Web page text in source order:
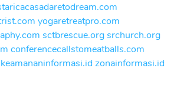
yogaretreatpro.com
sctbrescue.orgsrchurch.org
conferencecallstomeatballs.com
keamananinformasi.idzonainformasi.id